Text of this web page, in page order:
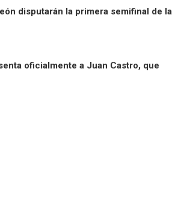
disputarán la primera semifinal de la
oficialmente a Juan Castro, que